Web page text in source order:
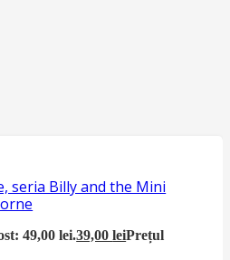
seria Billy and the Mini
49,00 lei.39,00leiPrețul